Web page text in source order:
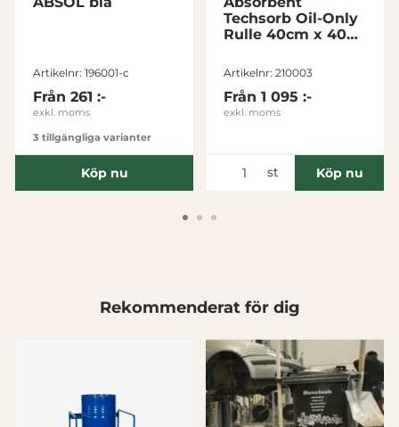
Samtyckesval
Inställningar
Statistik
Marknadsföring
Tillåt alla
Tillåt urval
Avvisa
Artikelnr: 196001-c
Från 261 :-
exkl. moms
3 tillgängliga varianter
Köp nu
Techsorb Oil-Only
Rulle 40cm x 40m
Artikelnr: 210003
Från 1 095 :-
exkl. moms
st Köp nu
Rekommenderat för dig